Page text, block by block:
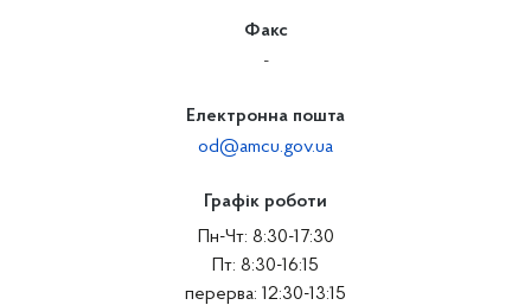
Факс
-
Електронна пошта
od@amcu.gov.ua
Графік роботи
Пн-Чт: 8:30-17:30
Пт: 8:30-16:15
перерва: 12:30-13:15